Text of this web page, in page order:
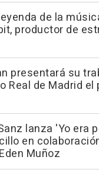
de la
productor de
presentará su
Real de Madrid el
lanza 'Yo era
en
Muñoz